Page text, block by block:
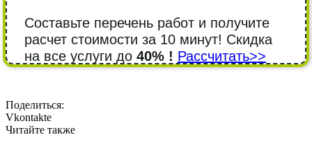
Составьте перечень работ и получите
расчет стоимости за 10 минут! Cкидка
на все услуги до 40% ! Рассчитать>>
Поделиться:
Vkontakte
Читайте также